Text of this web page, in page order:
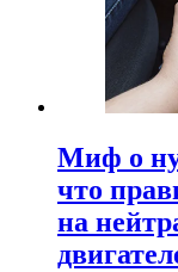
Миф о
что
на